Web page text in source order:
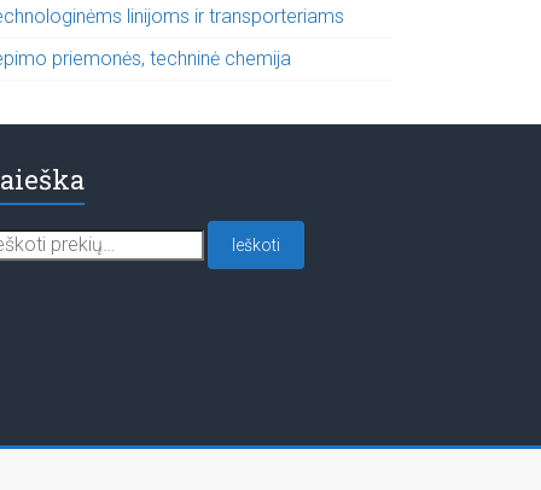
linijoms ir transporteriams
priemonės, techninė chemija
Ieškoti